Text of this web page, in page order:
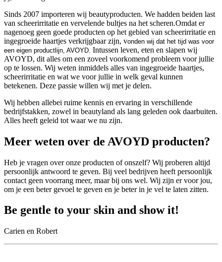
Sinds 2007 importeren wij beautyproducten. We hadden beiden last
van scheerirritatie en vervelende bultjes na het scheren.Omdat er
nagenoeg geen goede producten op het gebied van scheerirritatie en
ingegroeide haartjes verkrijgbaar zijn, vonden wij dat het tijd was voor
een eigen productlijn, AVOYD. Intussen leven, eten en slapen wij
AVOYD, dit alles om een zoveel voorkomend probleem voor jullie
op te lossen. Wij weten inmiddels alles van ingegroeide haartjes,
scheerirritatie en wat we voor jullie in welk geval kunnen
betekenen. Deze passie willen wij met je delen.
Wij hebben allebei ruime kennis en ervaring in verschillende
bedrijfstakken, zowel in beautyland als lang geleden ook daarbuiten.
Alles heeft geleid tot waar we nu zijn.
Meer weten over de AVOYD producten?
Heb je vragen over onze producten of onszelf? Wij proberen altijd
persoonlijk antwoord te geven. Bij veel bedrijven heeft persoonlijk
contact geen voorrang meer, maar bij ons wel. Wij zijn er voor jou,
om je een beter gevoel te geven en je beter in je vel te laten zitten.
Be gentle to your skin and show it!
Carien en Robert